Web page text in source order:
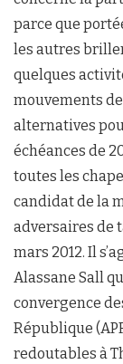
parce que
les autres
quelques
mouvements
alternatives
échéances de
toutes les
candidat de la
adversaires de
mars 2012. Il
Alassane Sall
convergence
République
redoutables à